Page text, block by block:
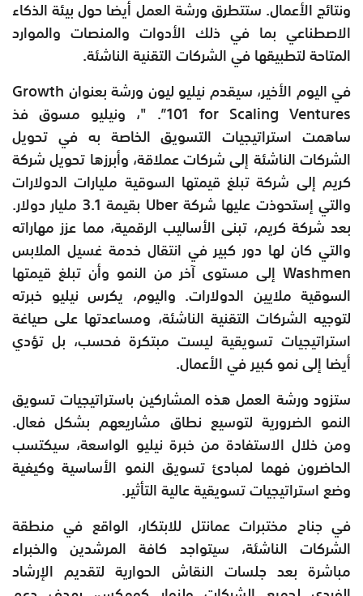
ونتائج الأعمال. ستتطرق ورشة العمل أيضا حول بيئة الذكاء
الاصطناعي بما في ذلك الأدوات والمنصات والموارد
المتاحة لتطبيقها في الشركات التقنية الناشئة.
في اليوم الأخير، سيقدم نيليو ليون ورشة بعنوان Growth
101 for Scaling Ventures”. "، ونيليو مسوق فذ
ساهمت استراتيجيات التسويق الخاصة به في تحويل
الشركات الناشئة إلى شركات عملاقة، وأبرزها تحويل شركة
كريم إلى شركة تبلغ قيمتها السوقية مليارات الدولارات
والتي إستحوذت عليها شركة Uber بقيمة 3.1 مليار دولار.
بعد شركة كريم، تبنى الأساليب الرقمية، مما عزز مهاراته
والتي كان لها دور كبير في انتقال خدمة غسيل الملابس
Washmen إلى مستوى آخر من النمو وأن تبلغ قيمتها
السوقية ملايين الدولارات. واليوم، يكرس نيليو خبرته
لتوجيه الشركات التقنية الناشئة، ومساعدتها على صياغة
استراتيجيات تسويقية ليست مبتكرة فحسب، بل تؤدي
أيضا إلى نمو كبير في الأعمال.
ستزود ورشة العمل هذه المشاركين باستراتيجيات تسويق
النمو الضرورية لتوسيع نطاق مشاريعهم بشكل فعال.
ومن خلال الاستفادة من خبرة نيليو الواسعة، سيكتسب
الحاضرون فهما لمبادئ تسويق النمو الأساسية وكيفية
وضع استراتيجيات تسويقية عالية التأثير.
في جناح مختبرات عمانتل للابتكار، الواقع في منطقة
الشركات الناشئة، سيتواجد كافة المرشدين والخبراء
مباشرة بعد جلسات النقاش الحوارية لتقديم الإرشاد